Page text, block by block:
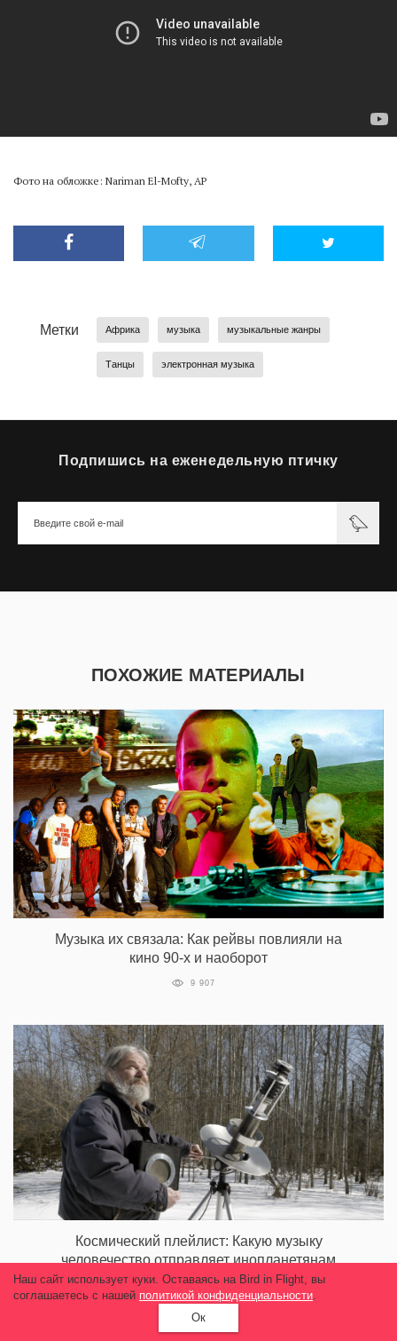
Фото на обложке: Nariman El-Mofty, AP
Метки Африка музыка музыкальные жанры
Танцы электронная музыка
Подпишись на еженедельную птичку
ПОХОЖИЕ МАТЕРИАЛЫ
Музыка их связала: Как рейвы повлияли на
кино 90-х и наоборот
9 907
Космический плейлист: Какую музыку
человечество отправляет инопланетянам
8 141
Наш сайт использует куки. Оставаясь на Bird in Flight, вы
соглашаетесь с нашей политикой конфиденциальности.
Ок